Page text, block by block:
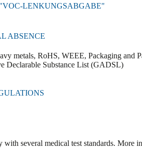
LENKUNGSABGABE"
ABSENCE
metals, RoHS, WEEE, Packaging and
Declarable Substance List (GADSL)
several medical test standards. More